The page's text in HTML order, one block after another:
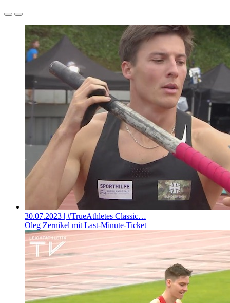
30.07.2023 | #TrueAthletes Classic…
Oleg Zernikel mit Last-Minute-Ticket